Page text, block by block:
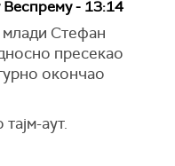
- 13:14
Стефан
пресекао
окончао
аут.